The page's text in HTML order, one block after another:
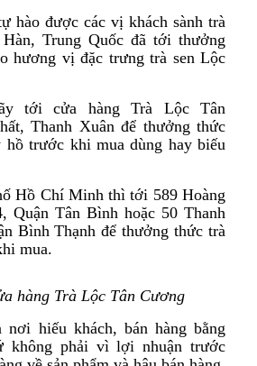
hào được các vị khách sành trà
Trung Quốc đã tới thưởng
hương vị đặc trưng trà sen Lộc
tới cửa hàng Trà Lộc Tân
Thanh Xuân để thưởng thức
hồ trước khi mua dùng hay biếu
Hồ Chí Minh thì tới 589 Hoàng
Quận Tân Bình hoặc 50 Thanh
Bình Thạnh để thưởng thức trà
mua.
hàng Trà Lộc Tân Cương
nơi hiếu khách, bán hàng bằng
không phải vì lợi nhuận trước